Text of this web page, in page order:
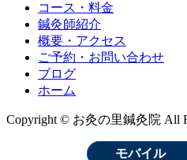
コース・料金
鍼灸師紹介
概要・アクセス
ご予約・お問い合わせ
ブログ
ホーム
Copyright © お灸の里鍼灸院 All
モバイル